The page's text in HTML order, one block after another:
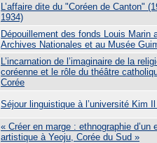
L’affaire dite du "Coréen de Canton"
1934)
Dépouillement des fonds Louis Marin
Archives Nationales et au Musée
L’incarnation de l’imaginaire de la
coréenne et le rôle du théâtre
Corée
Séjour linguistique à l’université Kim
« Créer en marge : ethnographie d’un
artistique à Yeoju, Corée du Sud »